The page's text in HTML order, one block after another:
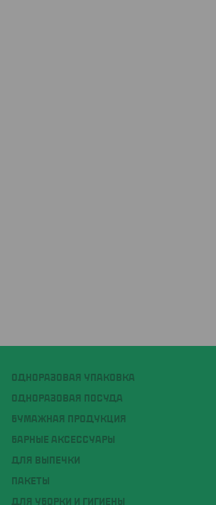
ОДНОРАЗОВАЯ УПАКОВКА
ОДНОРАЗОВАЯ ПОСУДА
БУМАЖНАЯ ПРОДУКЦИЯ
БАРНЫЕ АКСЕССУАРЫ
ДЛЯ ВЫПЕЧКИ
ПАКЕТЫ
ДЛЯ УБОРКИ И ГИГИЕНЫ